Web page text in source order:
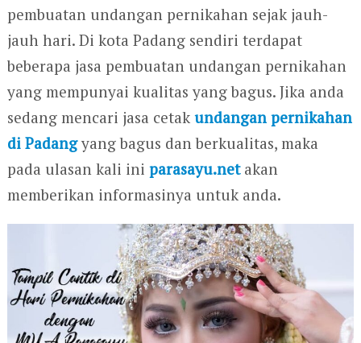
pembuatan undangan pernikahan sejak jauh-
jauh hari. Di kota Padang sendiri terdapat
beberapa jasa pembuatan undangan pernikahan
yang mempunyai kualitas yang bagus. Jika anda
sedang mencari jasa cetak undangan pernikahan
di Padangyang bagus dan berkualitas, maka
pada ulasan kali ini parasayu.netakan
memberikan informasinya untuk anda.